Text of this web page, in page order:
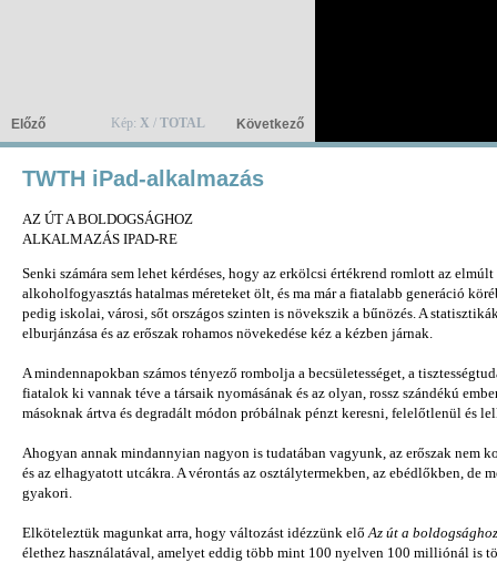
Kép: X / TOTAL
Előző Következő
TWTH iPad-alkalmazás
AZ ÚT A BOLDOGSÁGHOZ
ALKALMAZÁS IPAD-RE
Senki számára sem lehet kérdéses, hogy az erkölcsi értékrend romlott az
alkoholfogyasztás hatalmas méreteket ölt, és ma már a fiatalabb generáció
pedig iskolai, városi, sőt országos szinten is növekszik a bűnözés. A
elburjánzása és az erőszak rohamos növekedése kéz a kézben járnak.
A mindennapokban számos tényező rombolja a becsületességet, a
fiatalok ki vannak téve a társaik nyomásának és az olyan, rossz szándékú
másoknak ártva és degradált módon próbálnak pénzt keresni, felelőtlenül és
Ahogyan annak mindannyian nagyon is tudatában vagyunk, az erőszak nem
és az elhagyatott utcákra. A vérontás az osztálytermekben, az ebédlőkben, de
gyakori.
Elköteleztük magunkat arra, hogy változást idézzünk előAz út a boldogsághoz
élethez használatával, amelyet eddig több mint 100 nyelven 100 milliónál is